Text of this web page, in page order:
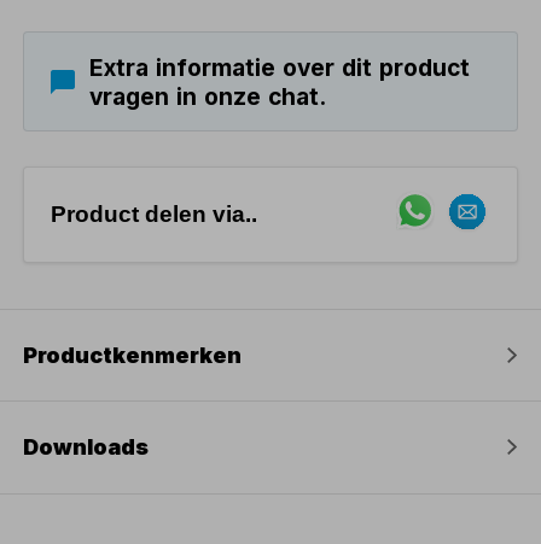
Extra informatie over dit product
vragen in onze chat.
Product delen via..
Productkenmerken
Downloads